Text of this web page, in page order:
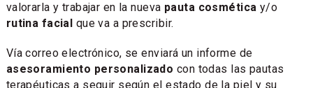
valorarla y trabajar en la nueva pauta cosmética y/o
rutina facial que va a prescribir.
Vía correo electrónico, se enviará un informe de
asesoramiento personalizado con todas las pautas
terapéuticas a seguir según el estado de la piel y su